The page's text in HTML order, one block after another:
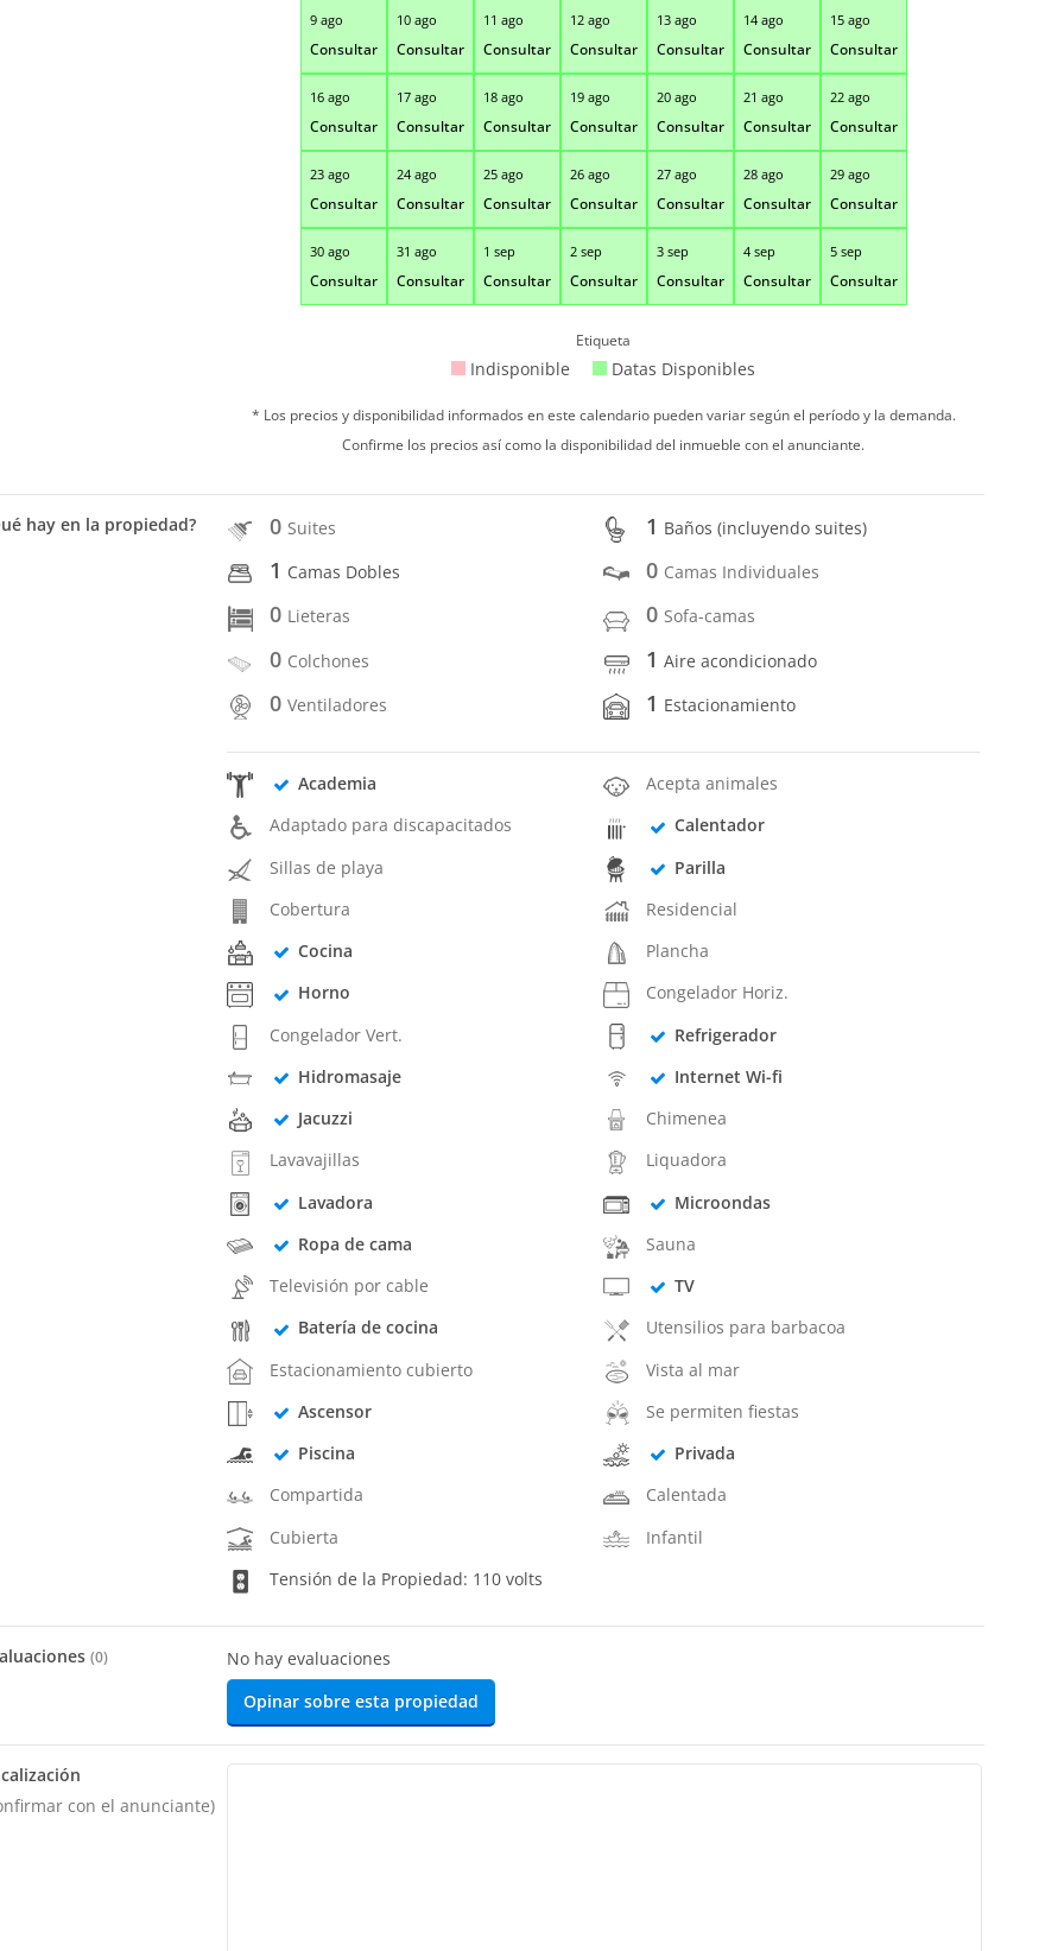
9 ago
Consultar
10 ago
Consultar
11 ago
Consultar
12 ago
Consultar
13 ago
Consultar
14 ago
Consultar
15 ago
Consultar
16 ago
Consultar
17 ago
Consultar
18 ago
Consultar
19 ago
Consultar
20 ago
Consultar
21 ago
Consultar
22 ago
Consultar
23 ago
Consultar
24 ago
Consultar
25 ago
Consultar
26 ago
Consultar
27 ago
Consultar
28 ago
Consultar
29 ago
Consultar
30 ago
Consultar
31 ago
Consultar
1 sep
Consultar
2 sep
Consultar
3 sep
Consultar
4 sep
Consultar
5 sep
Consultar
Etiqueta
Indisponible Datas Disponibles
* Los precios y disponibilidad informados en este calendario pueden variar según el período y la demanda.
Confirme los precios así como la disponibilidad del inmueble con el anunciante.
hay en la propiedad? 0 Suites 1 Baños (incluyendo suites)
1 Camas Dobles 0 Camas Individuales
0 Lieteras 0 Sofa-camas
0 Colchones 1Aire acondicionado
0Ventiladores 1 Estacionamiento
Academia
Acepta animales
Adaptado para discapacitados
Calentador
Sillas de playa
Parilla
Cobertura
Residencial
Cocina
Plancha
Horno
Congelador Horiz.
Congelador Vert.
Refrigerador
Hidromasaje
Internet Wi-fi
Jacuzzi
Chimenea
Lavavajillas
Liquadora
Lavadora
Microondas
Ropa de cama
Sauna
Televisión por cable
TV
Batería de cocina
Utensilios para barbacoa
Estacionamiento cubierto
Vista al mar
Ascensor
Se permiten fiestas
Piscina
Privada
Compartida
Calentada
Cubierta
Infantil
Tensión de la Propiedad: 110 volts
(0)
No hay evaluaciones
Opinar sobre esta propiedad
con el anunciante)